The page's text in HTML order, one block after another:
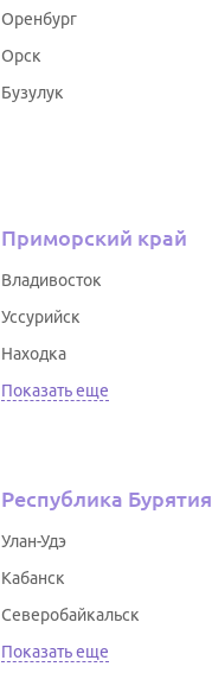
Оренбург
Орск
Бузулук
Приморский край
Владивосток
Уссурийск
Находка
Показать еще
Республика Бурятия
Улан-Удэ
Кабанск
Северобайкальск
Показать еще